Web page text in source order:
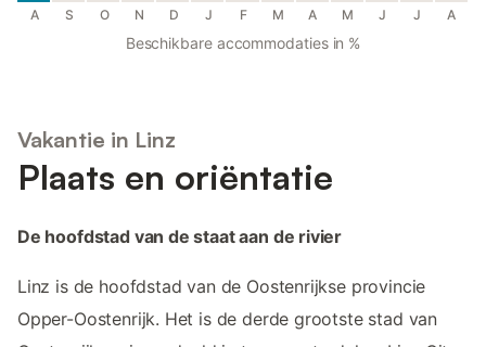
A S O N D J F M A M J J A
Beschikbare accommodaties in %
Vakantie in Linz
Plaats en oriëntatie
De hoofdstad van de staat aan de rivier
Linz is de hoofdstad van de Oostenrijkse provincie
Opper-Oostenrijk. Het is de derde grootste stad van